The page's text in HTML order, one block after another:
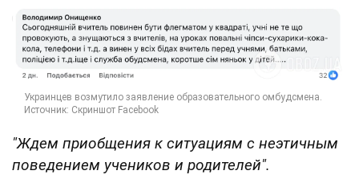
"Ждем приобщения к ситуациям с неэтичным
поведением учеников и родителей".